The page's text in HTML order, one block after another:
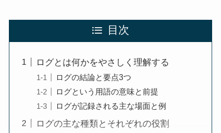
目次
ログとは何かをやさしく理解する
ログの結論と要点3つ
ログという用語の意味と前提
ログが記録される主な場面と例
ログの主な種類とそれぞれの役割